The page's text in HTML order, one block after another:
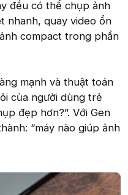
đều có thể chụp ảnh
nhanh, quay video ổn
compact trong phần
mạnh và thuật toán
của người dùng trẻ
đẹp hơn?”. Với Gen
“máy nào giúp ảnh